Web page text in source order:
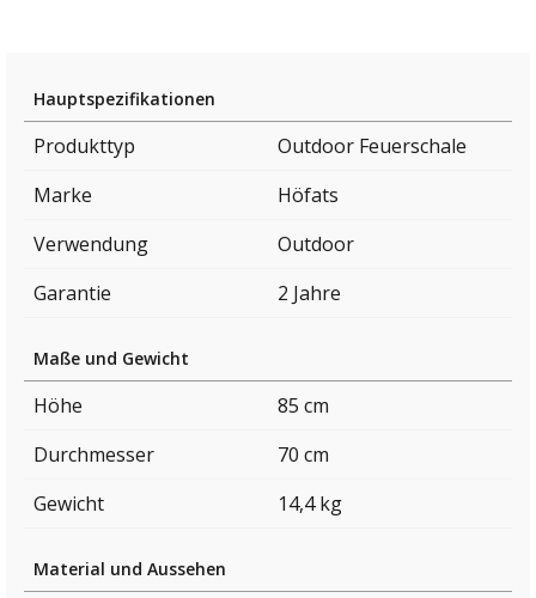
Hauptspezifikationen
Produkttyp
Outdoor Feuerschale
Marke
Höfats
Verwendung
Outdoor
Garantie
2 Jahre
Maße und Gewicht
Höhe
85 cm
Durchmesser
70 cm
Gewicht
14,4 kg
Material und Aussehen